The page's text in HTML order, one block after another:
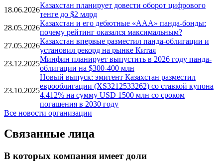
18.06.2026
Казахстан планирует довести оборот цифрового
тенге до $2 млрд
28.05.2026
Казахстан и его дебютные «ААА» панда-бонды:
почему рейтинг оказался максимальным?
27.05.2026
Казахстан впервые разместил панда-облигации и
установил рекорд на рынке Китая
23.12.2025
Минфин планирует выпустить в 2026 году панда-
облигации на $300-400 млн
23.10.2025
Новый выпуск: эмитент Казахстан разместил
еврооблигации (XS3212533262) со ставкой купона
4.412% на сумму USD 1500 млн со сроком
погашения в 2030 году
Все новости организации
Связанные лица
В которых компания имеет доли